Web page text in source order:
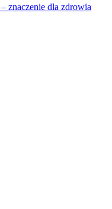
znaczenie dla zdrowia